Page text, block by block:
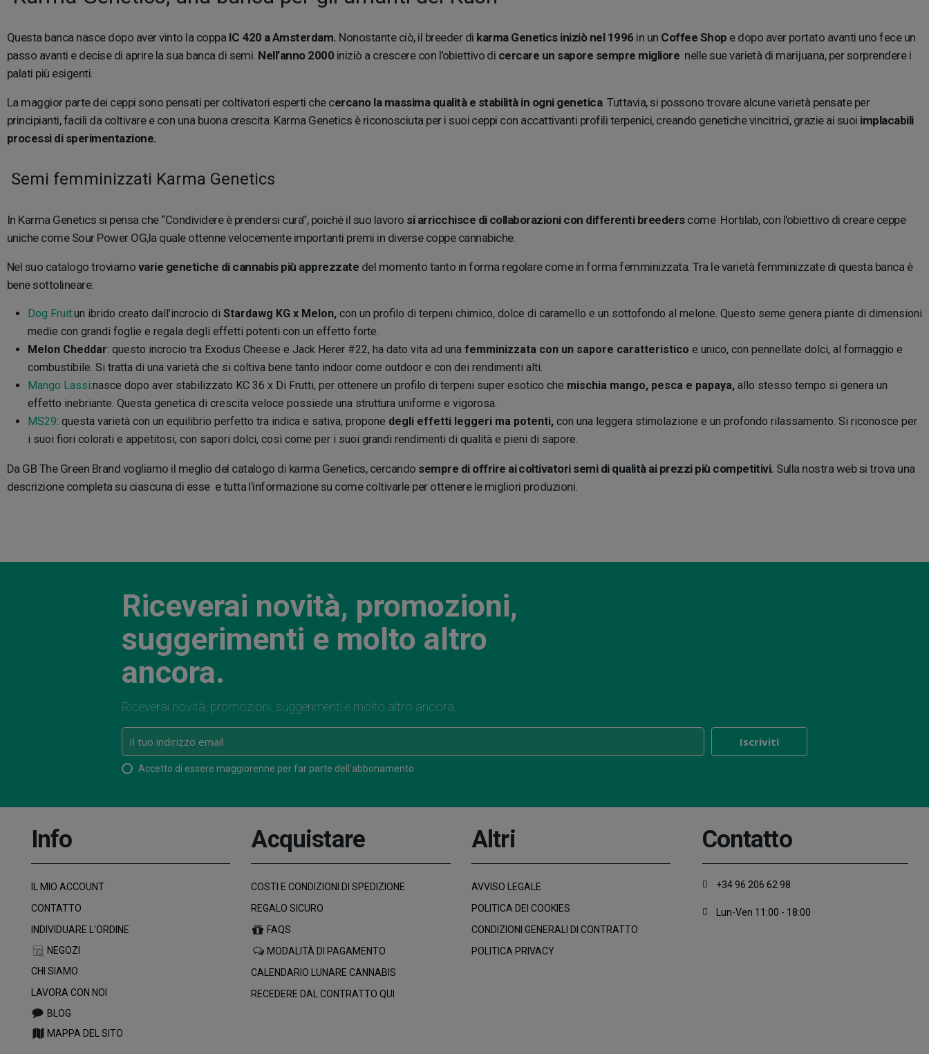
Questa banca nasce dopo aver vinto la coppa IC 420 a Amsterdam. Nonostante ciò, il breeder di karma Genetics iniziò nel 1996in un Coffee Shop e dopo aver portato avanti uno fece un
passo avanti e decise di aprire la sua banca di semi. Nell’anno 2000 iniziò a crescere con l'obiettivo di cercare un sapore sempre migliore nelle sue varietà di marijuana, per sorprendere i
palati più esigenti.
La maggior parte dei ceppi sono pensati per coltivatori esperti che cercano la massima qualità e stabilità in ogni genetica. Tuttavia, si possono trovare alcune varietà pensate per
principianti, facili da coltivare e con una buona crescita. Karma Genetics è riconosciuta per i suoi ceppi con accattivanti profili terpenici, creando genetiche vincitrici, grazie ai suoi implacabili
processi di sperimentazione.
Semi femminizzati Karma Genetics
In Karma Genetics si pensa che “Condividere è prendersi cura”, poiché il suo lavoro si arricchisce di collaborazioni con differenti breederscome Hortilab, con l'obiettivo di creare ceppe
uniche come Sour Power OG,la quale ottenne velocemente importanti premi in diverse coppe cannabiche.
Nel suo catalogo troviamo varie genetiche di cannabis più apprezzate del momento tanto in forma regolare come in forma femminizzata. Tra le varietà femminizzate di questa banca è
bene sottolineare:
Dog Fruit:un ibrido creato dall’incrocio di Stardawg KG x Melon, con un profilo di terpeni chimico, dolce di caramello e un sottofondo al melone. Questo seme genera piante di dimensioni
medie con grandi foglie e regala degli effetti potenti con un effetto forte.
Melon Cheddar: questo incrocio tra Exodus Cheese e Jack Herer #22, ha dato vita ad una femminizzata con un sapore caratteristico e unico, con pennellate dolci, al formaggio e
combustibile. Si tratta di una varietà che si coltiva bene tanto indoor come outdoor e con dei rendimenti alti.
Mango Lassi:nasce dopo aver stabilizzato KC 36 x Di Frutti, per ottenere un profilo di terpeni super esotico che mischia mango, pesca e papaya, allo stesso tempo si genera un
effetto inebriante. Questa genetica di crescita veloce possiede una struttura uniforme e vigorosa.
MS29: questa varietà con un equilibrio perfetto tra indica e sativa, propone degli effetti leggeri ma potenti, con una leggera stimolazione e un profondo rilassamento. Si riconosce per
i suoi fiori colorati e appetitosi, con sapori dolci, così come per i suoi grandi rendimenti di qualità e pieni di sapore.
Da GB The Green Brand vogliamo il meglio del catalogo di karma Genetics, cercando sempre di offrire ai coltivatori semi di qualità ai prezzi più competitivi. Sulla nostra web si trova una
descrizione completa su ciascuna di esse e tutta l’informazione su come coltivarle per ottenere le migliori produzioni.
Riceverai novità, promozioni,
suggerimenti e molto altro
ancora.
Riceverai novità, promozioni, suggerimenti e molto altro ancora.
Accetto di essere maggiorenne per far parte dell'abbonamento
Info
IL MIO ACCOUNT
CONTATTO
INDIVIDUARE L'ORDINE
NEGOZI
CHI SIAMO
LAVORA CON NOI
BLOG
MAPPA DEL SITO
Acquistare
COSTI E CONDIZIONI DI SPEDIZIONE
REGALO SICURO
FAQS
MODALITÀ DI PAGAMENTO
CALENDARIO LUNARE CANNABIS
RECEDERE DAL CONTRATTO QUI
Altri
AVVISO LEGALE
POLITICA DEI COOKIES
CONDIZIONI GENERALI DI CONTRATTO
POLITICA PRIVACY
Contatto
+34 96 206 62 98
Lun-Ven 11:00 - 18:00